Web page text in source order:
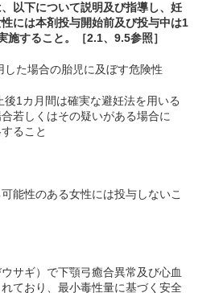
以下について説明及び指導し、妊
には本剤投与開始前及び投与中は1
施すること。［2.1、9.5参照］
た場合の胎児に及ぼす危険性
1カ月間は確実な避妊法を用いる
若しくはその疑いがある場合に
ること
能性のある女性には投与しないこ
サギ）で下顎弓癒合異常及び心血
ており、最小毒性量に基づく安全